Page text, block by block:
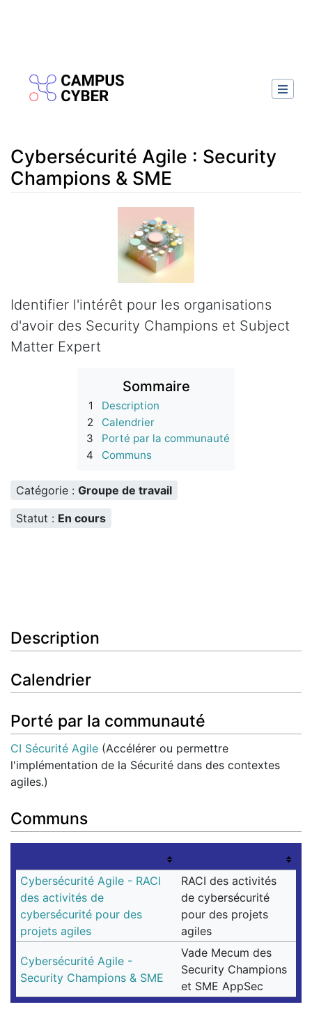
Cybersécurité Agile : Security
Champions & SME
rechercher
Identifier l'intérêt pour les organisations
d'avoir des Security Champions et Subject
Matter Expert
Sommaire
1
Description
2
Calendrier
3
Porté par la communauté
4
Communs
Catégorie : Groupe de travail
Statut : En cours
Description
Calendrier
Porté par la communauté
CI Sécurité Agile (Accélérer ou permettre
l'implémentation de la Sécurité dans des contextes
agiles.)
Communs
Cybersécurité Agile - RACI
des activités de
cybersécurité pour des
projets agiles
RACI des activités
de cybersécurité
pour des projets
agiles
Cybersécurité Agile -
Security Champions & SME
Vade Mecum des
Security Champions
et SME AppSec